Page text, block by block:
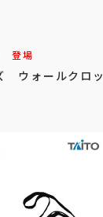
登場
ウォールクロッ